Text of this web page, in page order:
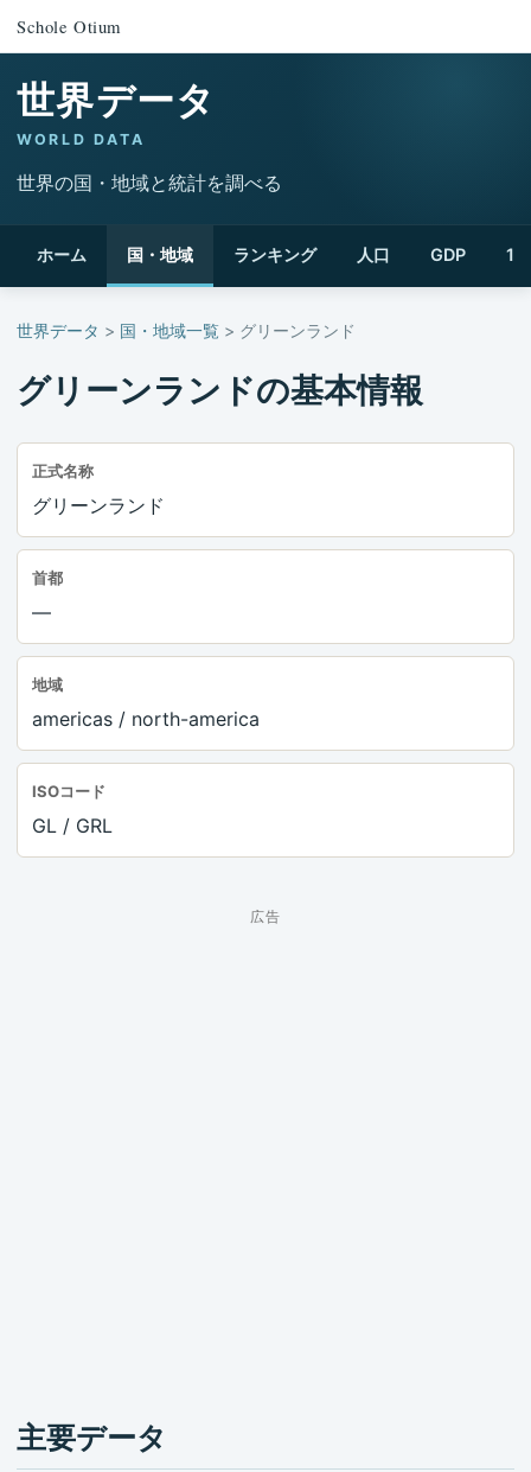
Schole Otium
世界データ
WORLD DATA
世界の国・地域と統計を調べる
ホーム 国・地域 ランキング 人口 GDP 1
世界データ > 国・地域一覧 > グリーンランド
グリーンランドの基本情報
正式名称
グリーンランド
首都
—
地域
americas / north-america
ISOコード
GL / GRL
広告
主要データ